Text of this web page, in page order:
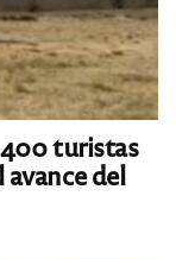
turistas
del